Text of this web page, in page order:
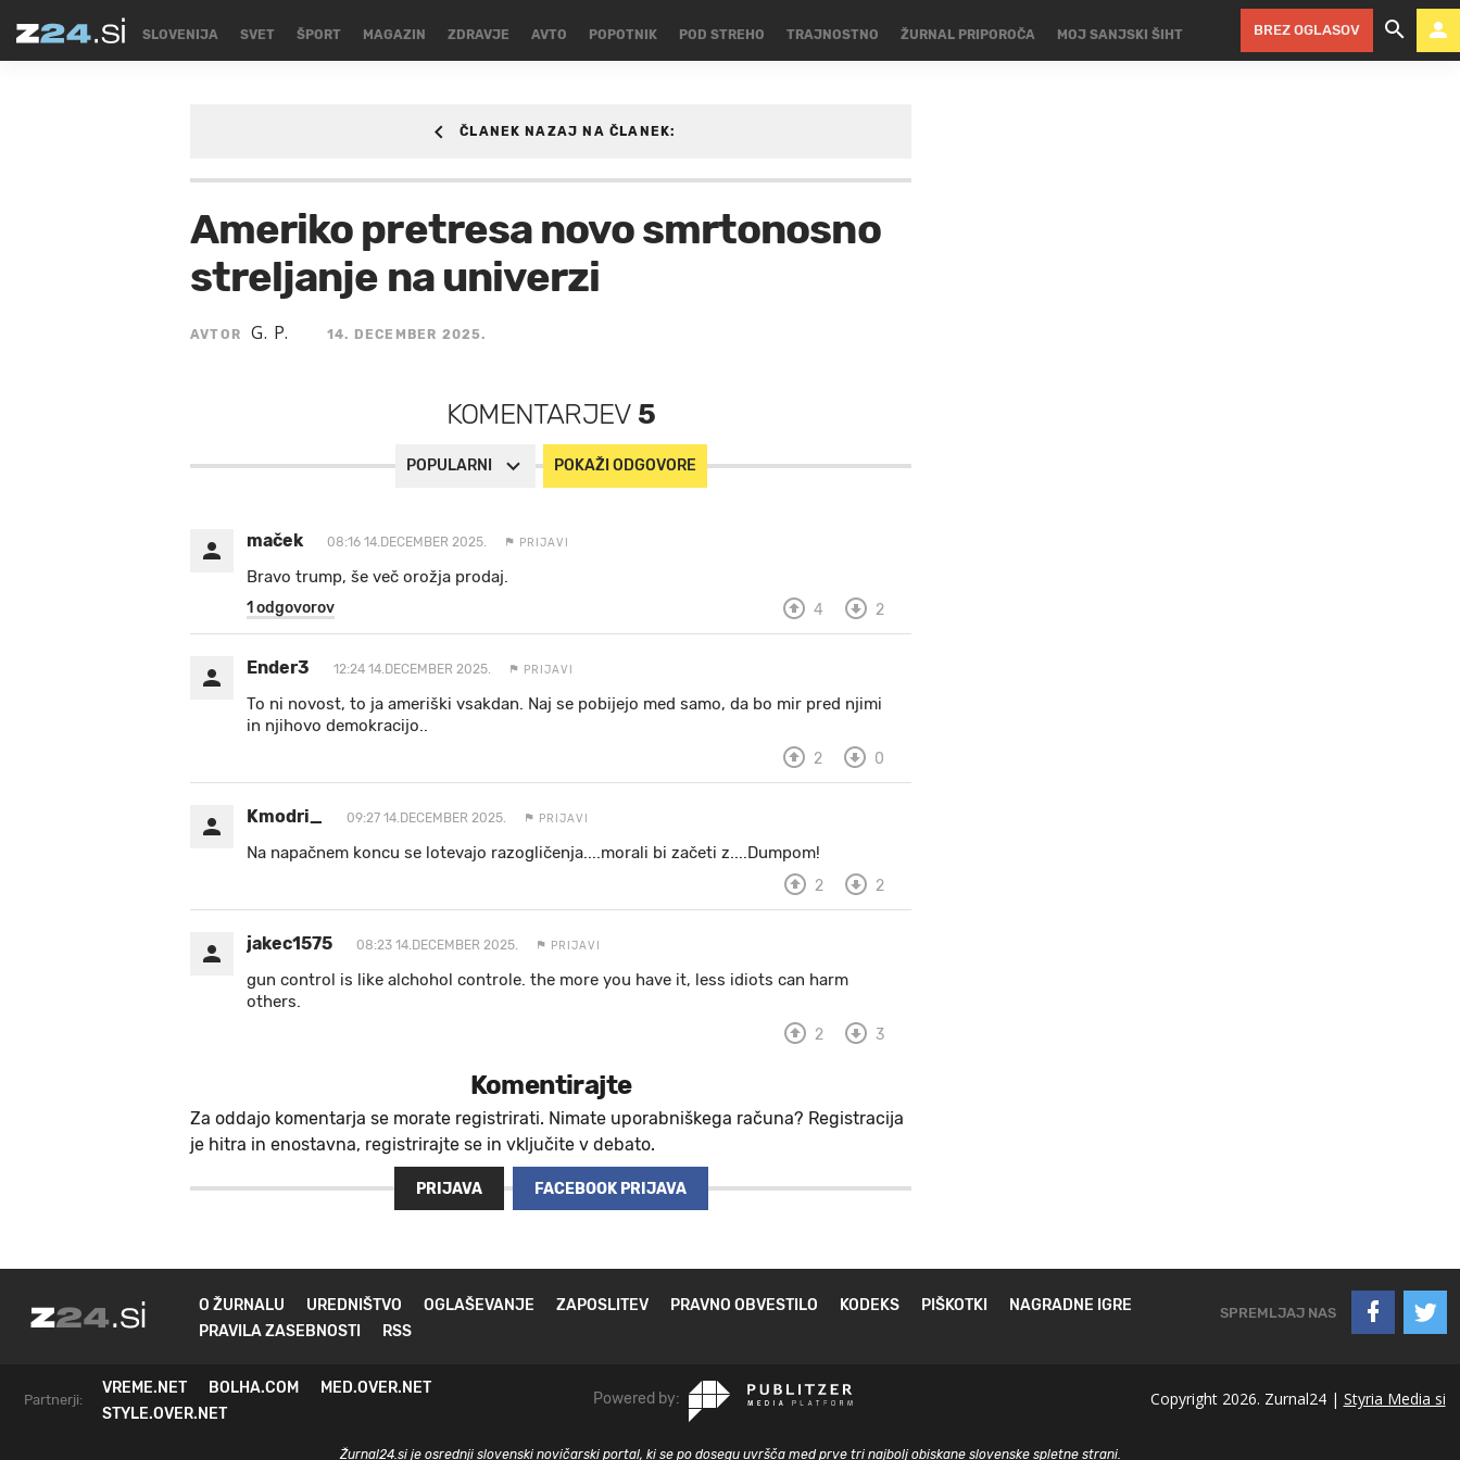
SLOVENIJA SVET ŠPORT MAGAZIN ZDRAVJE AVTO POPOTNIK POD STREHO TRAJNOSTNO ŽURNAL PRIPOROČA MOJ SANJSKI ŠIHT BREZ OGLASOV
Ameriko pretresa novo smrtonosno
streljanje na univerzi
AVTOR G. P. 14. DECEMBER 2025.
ČLANEK NAZAJ NA ČLANEK:
KOMENTARJEV 5
POPULARNI POKAŽI ODGOVORE
maček 08:16 14.DECEMBER 2025. PRIJAVI
Bravo trump, še več orožja prodaj.
1 odgovorov 4 2
Ender3 12:24 14.DECEMBER 2025. PRIJAVI
To ni novost, to ja ameriški vsakdan. Naj se pobijejo med samo, da bo mir pred njimi
in njihovo demokracijo..
2 0
Kmodri_ 09:27 14.DECEMBER 2025. PRIJAVI
Na napačnem koncu se lotevajo razogličenja....morali bi začeti z....Dumpom!
2 2
jakec1575 08:23 14.DECEMBER 2025. PRIJAVI
gun control is like alchohol controle. the more you have it, less idiots can harm
others.
2 3
Komentirajte
Za oddajo komentarja se morate registrirati. Nimate uporabniškega računa? Registracija
je hitra in enostavna, registrirajte se in vključite v debato.
PRIJAVA FACEBOOK PRIJAVA
O ŽURNALU UREDNIŠTVO OGLAŠEVANJE ZAPOSLITEV PRAVNO OBVESTILO KODEKS PIŠKOTKI
NAGRADNE IGRE
PRAVILA ZASEBNOSTI
RSS
SPREMLJAJ NAS
Partnerji:
VREME.NET BOLHA.COM
MED.OVER.NET
STYLE.OVER.NET
Powered by: Copyright 2026. Zurnal24 | Styria Media si
Žurnal24.si je osrednji slovenski novičarski portal, ki se po dosegu uvršča med prve tri najbolj obiskane slovenske spletne strani.